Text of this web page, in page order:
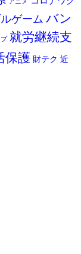
ゲーム バン
就労継続支
保護 財テク 近